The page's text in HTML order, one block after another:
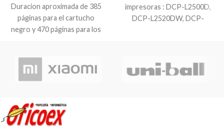
Duracion aproximada de 385
páginas para el cartucho
negro y 470 páginas para los
Epson-impresoras: Stylus
Office BX305F / Stylus Office
Stylus SX425W / Stylus
SX525WD / Stylus SX620FW /
impresoras : DCP-L2500D,
DCP-L2520DW, DCP-
MFC-L2720DW, MFC-
L2740DW.Aprox. 12.000